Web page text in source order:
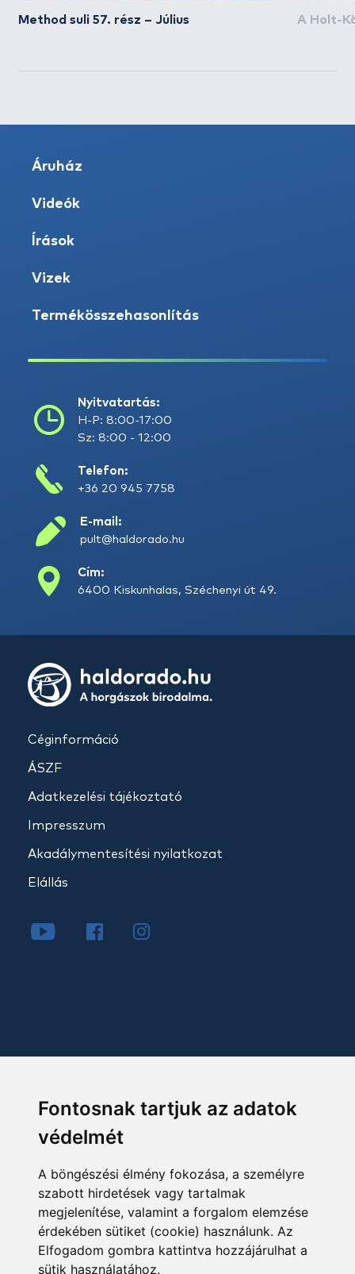
Fontosnak tartjuk az adatok
védelmét
A böngészési élmény fokozása, a személyre
szabott hirdetések vagy tartalmak
megjelenítése, valamint a forgalom elemzése
érdekében sütiket (cookie) használunk. Az
Elfogadom gombra kattintva hozzájárulhat a
sütik használatához.
Method suli 57. rész – Július A Holt-
Áruház
Videók
Írások
Vizek
Termékösszehasonlítás
Nyitvatartás:
H-P: 8:00-17:00
Sz: 8:00 - 12:00
Telefon:
+36 20 945 7758
E-mail:
pult@haldorado.hu
Cím:
6400 Kiskunhalas, Széchenyi út 49.
Céginformáció
ÁSZF
Adatkezelési tájékoztató
Impresszum
Akadálymentesítési nyilatkozat
Elállás